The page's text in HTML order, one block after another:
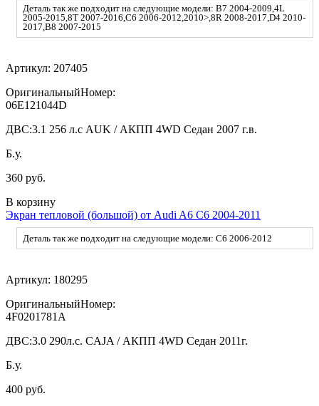
Деталь так же подходит на следующие модели: B7 2004-2009,4L
2005-2015,8T 2007-2016,C6 2006-2012,2010>,8R 2008-2017,D4 2010-
2017,B8 2007-2015
Артикул: 207405
ОригинальныйНомер:
06E121044D
ДВС:3.1 256 л.с AUK / АКПП 4WD Седан 2007 г.в.
Б.у.
360 руб.
В корзину
Экран тепловой (большой) от Audi A6 C6 2004-2011
Деталь так же подходит на следующие модели: C6 2006-2012
Артикул: 180295
ОригинальныйНомер:
4F0201781A
ДВС:3.0 290л.с. CAJA / АКПП 4WD Седан 2011г.
Б.у.
400 руб.